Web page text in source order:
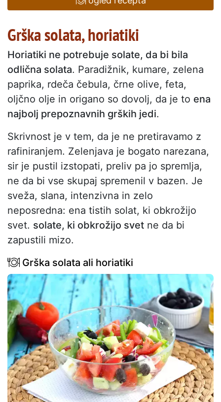
Grška solata, horiatiki
Horiatiki ne potrebuje solate, da bi bila
odlična solata. Paradižnik, kumare, zelena
paprika, rdeča čebula, črne olive, feta,
oljčno olje in origano so dovolj, da je to ena
najbolj prepoznavnih grških jedi.
Skrivnost je v tem, da je ne pretiravamo z
rafiniranjem. Zelenjava je bogato narezana,
sir je pustil izstopati, preliv pa jo spremlja,
ne da bi vse skupaj spremenil v bazen. Je
sveža, slana, intenzivna in zelo
neposredna: ena tistih solat, ki obkrožijo
svet. solate, ki obkrožijo svet ne da bi
zapustili mizo.
Grška solata ali horiatiki